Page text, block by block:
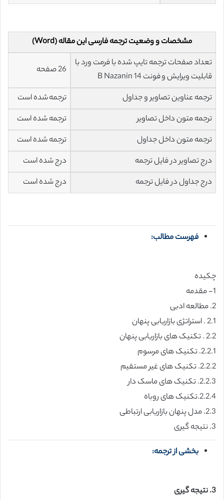
مشخصات و وضعیت ترجمه فارسی این مقاله (Word)
تعداد صفحات ترجمه تایپ شده با فرمت ورد با
قابلیت ویرایش و فونت 14 B Nazanin
26 صفحه
ترجمه عناوین تصاویر و جداول
ترجمه شده است
ترجمه متون داخل تصاویر
ترجمه شده است
ترجمه متون داخل جداول
ترجمه شده است
درج تصاویر در فایل ترجمه
درج شده است
درج جداول در فایل ترجمه
درج شده است
فهرست مطالب:
چکیده
1- مقدمه
2. مطالعه ادبی
2.1 . استراتژی بازاریابی پنهان
2.2 . تکنیک های بازاریابی پنهان
2.2.1. تکنیک های مرسوم
2.2.2. تکنیک های غیر مستقیم
2.2.3. تکنیک های ماسک دار
2.2.4.تکنیک های روباه
2.3. مدل پنهان بازاریابی ارتباطی
3. نتیجه گیری
بخشی از ترجمه:
3. نتیجه گیری